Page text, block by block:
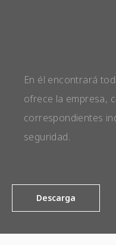
En él encontrará
ofrece la empresa,
correspondientes
seguridad.
Descarga